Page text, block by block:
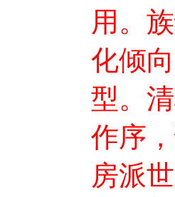
用。
化倾
型。
作序
房派